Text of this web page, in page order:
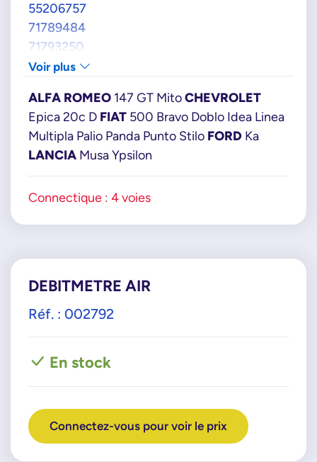
55206757
71789484
71793250
FORD
9S5112B579AA
OPEL-GM
96806111
OPEL
836016
95513367
VM-MOTORI
Voir plus
ALFA ROMEO 147 GT MitoCHEVROLET
Epica 20c D FIAT 500 Bravo Doblo Idea Linea
Multipla Palio Panda Punto Stilo FORD Ka
LANCIA Musa Ypsilon
Connectique : 4 voies
DEBITMETRE AIR
Réf. : 002792
En stock
Connectez-vous pour voir le prix